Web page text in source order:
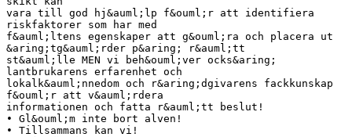
vara till god hj&auml;lp f&ouml;r att identifiera
riskfaktorer som har med
f&auml;ltens egenskaper att g&ouml;ra och placera ut
&aring;tg&auml;rder p&aring; r&auml;tt
st&auml;lle MEN vi beh&ouml;ver ocks&aring;
lantbrukarens erfarenhet och
lokalk&auml;nnedom och r&aring;dgivarens fackkunskap
f&ouml;r att v&auml;rdera
informationen och fatta r&auml;tt beslut!
• Gl&ouml;m inte bort alven!
• Tillsammans kan vi!